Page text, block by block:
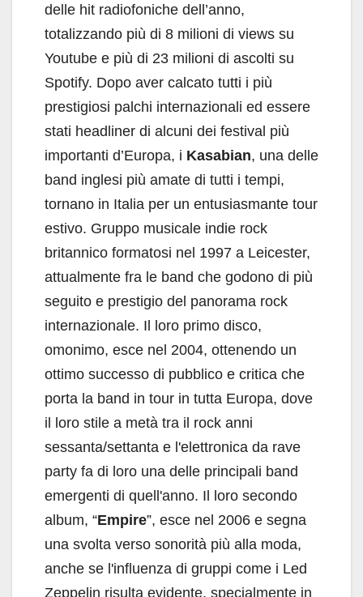
delle hit radiofoniche dell’anno,
totalizzando più di 8 milioni di views su
Youtube e più di 23 milioni di ascolti su
Spotify. Dopo aver calcato tutti i più
prestigiosi palchi internazionali ed essere
stati headliner di alcuni dei festival più
importanti d’Europa, i Kasabian, una delle
band inglesi più amate di tutti i tempi,
tornano in Italia per un entusiasmante tour
estivo. Gruppo musicale indie rock
britannico formatosi nel 1997 a Leicester,
attualmente fra le band che godono di più
seguito e prestigio del panorama rock
internazionale. Il loro primo disco,
omonimo, esce nel 2004, ottenendo un
ottimo successo di pubblico e critica che
porta la band in tour in tutta Europa, dove
il loro stile a metà tra il rock anni
sessanta/settanta e l'elettronica da rave
party fa di loro una delle principali band
emergenti di quell'anno. Il loro secondo
album, “Empire”, esce nel 2006 e segna
una svolta verso sonorità più alla moda,
anche se l'influenza di gruppi come i Led
Zeppelin risulta evidente, specialmente in